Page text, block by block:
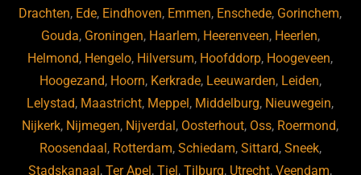
Drachten, Ede, Eindhoven, Emmen, Enschede, Gorinchem,
Gouda, Groningen, Haarlem, Heerenveen, Heerlen,
Helmond, Hengelo, Hilversum, Hoofddorp, Hoogeveen,
Hoogezand, Hoorn, Kerkrade, Leeuwarden, Leiden,
Lelystad, Maastricht, Meppel , Middelburg, Nieuwegein,
Nijkerk, Nijmegen, Nijverdal , Oosterhout, Oss, Roermond,
Roosendaal , Rotterdam, Schiedam, Sittard, Sneek,
Stadskanaal ,Ter Apel ,Tiel ,Tilburg, Utrecht,Veendam,